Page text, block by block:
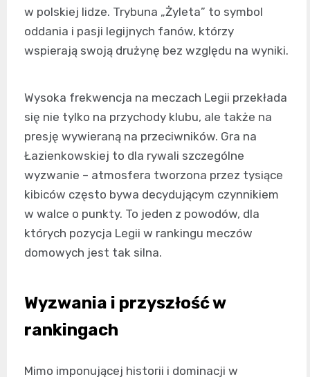
w polskiej lidze. Trybuna „Żyleta” to symbol
oddania i pasji legijnych fanów, którzy
wspierają swoją drużynę bez względu na wyniki.
Wysoka frekwencja na meczach Legii przekłada
się nie tylko na przychody klubu, ale także na
presję wywieraną na przeciwników. Gra na
Łazienkowskiej to dla rywali szczególne
wyzwanie – atmosfera tworzona przez tysiące
kibiców często bywa decydującym czynnikiem
w walce o punkty. To jeden z powodów, dla
których pozycja Legii w rankingu meczów
domowych jest tak silna.
Wyzwania i przyszłość w
rankingach
Mimo imponującej historii i dominacji w